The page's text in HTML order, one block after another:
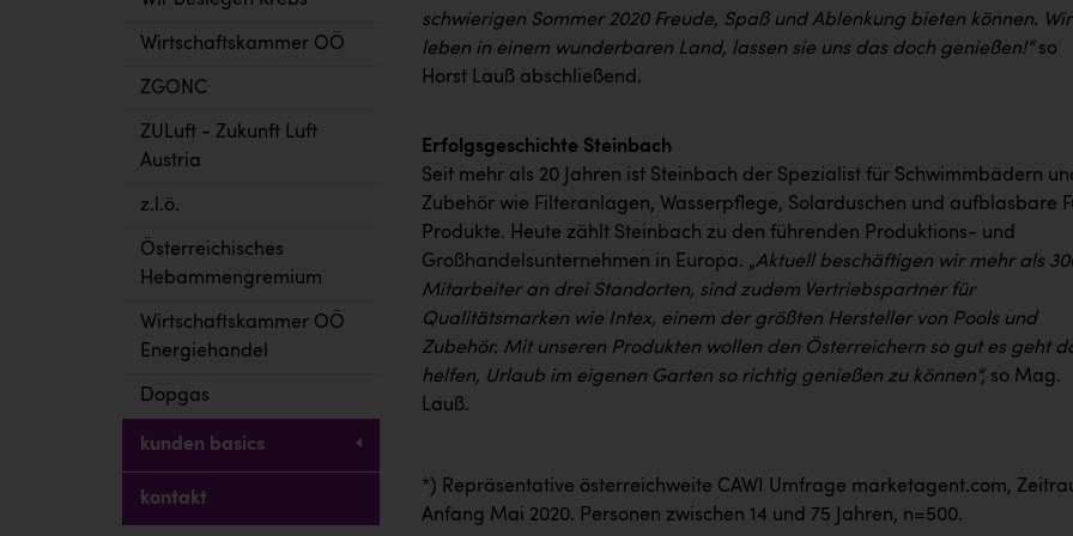
Wirtschaftskammer OÖ
ZGONC
ZULuft - Zukunft Luft
Austria
z.l.ö.
Österreichisches
Hebammengremium
Wirtschaftskammer OÖ
Energiehandel
Dopgas
kunden basics
kontakt
schwierigen Sommer 2020 Freude, Spaß und Ablenkung bieten können. Wir
leben in einem wunderbaren Land, lassen sie uns das doch genießen!“so
Horst Lauß abschließend.
Erfolgsgeschichte Steinbach
Seit mehr als 20 Jahren ist Steinbach der Spezialist für Schwimmbädern
Zubehör wie Filteranlagen, Wasserpflege, Solarduschen und aufblasbare
Produkte. Heute zählt Steinbach zu den führenden Produktions- und
Großhandelsunternehmen in Europa. „Aktuell beschäftigen wir mehr als
Mitarbeiter an drei Standorten, sind zudem Vertriebspartner für
Qualitätsmarken wie Intex, einem der größten Hersteller von Pools und
Zubehör. Mit unseren Produkten wollen den Österreichern so gut es geht
helfen, Urlaub im eigenen Garten so richtig genießen zu können“, so Mag.
Lauß.
*) Repräsentative österreichweite CAWI Umfrage marketagent.com,
Anfang Mai 2020. Personen zwischen 14 und 75 Jahren, n=500.